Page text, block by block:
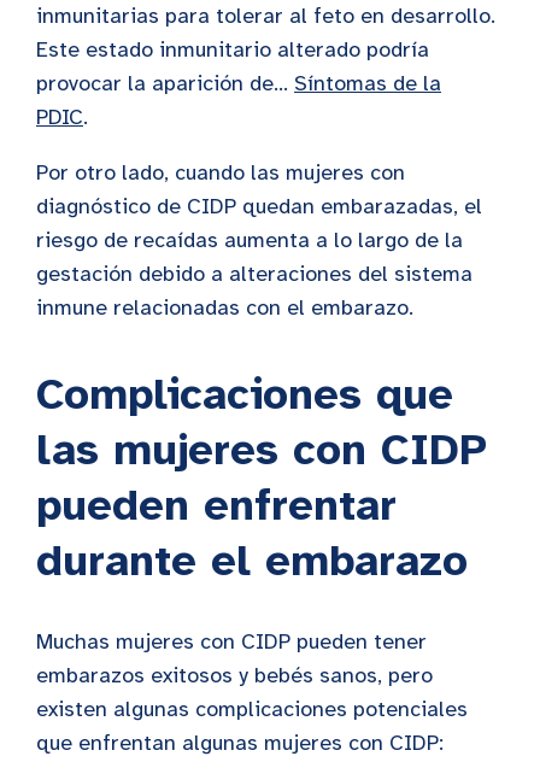
inmunitarias para tolerar al feto en desarrollo.
Este estado inmunitario alterado podría
provocar la aparición de... Síntomas de la
PDIC.
Por otro lado, cuando las mujeres con
diagnóstico de CIDP quedan embarazadas, el
riesgo de recaídas aumenta a lo largo de la
gestación debido a alteraciones del sistema
inmune relacionadas con el embarazo.
Complicaciones que
las mujeres con CIDP
pueden enfrentar
durante el embarazo
Muchas mujeres con CIDP pueden tener
embarazos exitosos y bebés sanos, pero
existen algunas complicaciones potenciales
que enfrentan algunas mujeres con CIDP: